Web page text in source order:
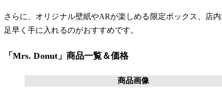
さらに、オリジナル壁紙やARが楽しめる限定ボックス、店
足早く手に入れるのがおすすめです。
「Mrs. Donut」商品一覧＆価格
商品画像